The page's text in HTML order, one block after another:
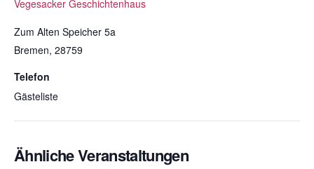
Vegesacker Geschichtenhaus
Zum Alten Speicher 5a
Bremen, 28759
Telefon
Gästeliste
Ähnliche Veranstaltungen